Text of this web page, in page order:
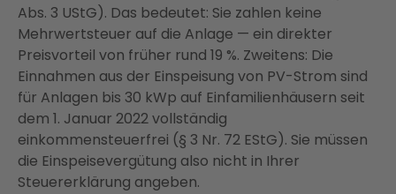
Abs. 3 UStG). Das bedeutet: Sie zahlen keine
Mehrwertsteuer auf die Anlage — ein direkter
Preisvorteil von früher rund 19 %. Zweitens: Die
Einnahmen aus der Einspeisung von PV-Strom sind
für Anlagen bis 30 kWp auf Einfamilienhäusern seit
dem 1. Januar 2022 vollständig
einkommensteuerfrei (§ 3 Nr. 72 EStG). Sie müssen
die Einspeisevergütung also nicht in Ihrer
Steuererklärung angeben.